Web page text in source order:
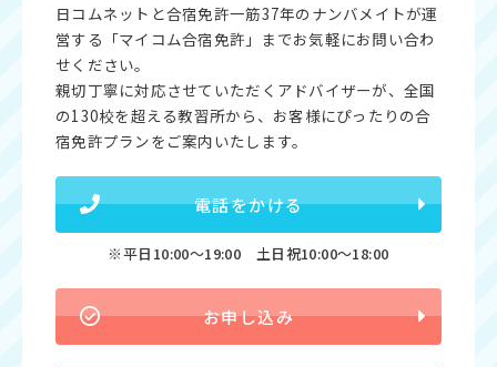
日コムネットと合宿免許一筋37年のナンバメイトが運
営する「マイコム合宿免許」までお気軽にお問い合わ
せください。
親切丁寧に対応させていただくアドバイザーが、全国
の130校を超える教習所から、お客様にぴったりの合
宿免許プランをご案内いたします。
電話をかける
※平日10:00〜19:00 土日祝10:00〜18:00
お申し込み